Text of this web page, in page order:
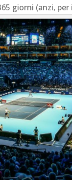
giorni (anzi, per